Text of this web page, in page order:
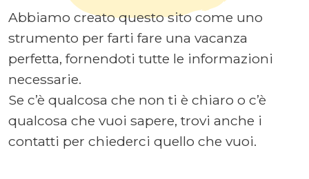
Abbiamo creato questo sito come uno
strumento per farti fare una vacanza
perfetta, fornendoti tutte le informazioni
necessarie.
Se c’è qualcosa che non ti è chiaro o c’è
qualcosa che vuoi sapere, trovi anche i
contatti per chiederci quello che vuoi.